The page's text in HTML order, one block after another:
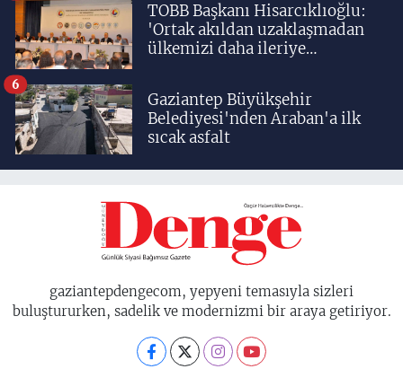
TOBB Başkanı Hisarcıklıoğlu:
'Ortak akıldan uzaklaşmadan
ülkemizi daha ileriye
Gaziantep Büyükşehir
Belediyesi'nden Araban'a ilk
sıcak asfalt
6
gaziantepdengecom, yepyeni temasıyla sizleri
buluştururken, sadelik ve modernizmi bir araya getiriyor.